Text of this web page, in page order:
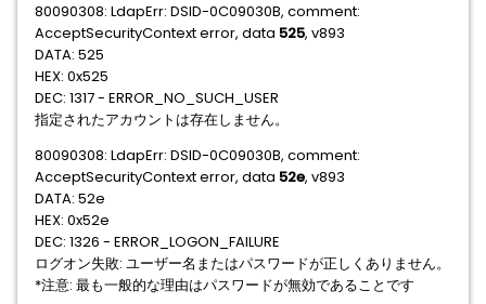
80090308: LdapErr: DSID-0C09030B, comment:
AcceptSecurityContext error, data 525, v893
DATA: 525
HEX: 0x525
DEC: 1317 - ERROR_NO_SUCH_USER
指定されたアカウントは存在しません。
80090308: LdapErr: DSID-0C09030B, comment:
AcceptSecurityContext error, data 52e, v893
DATA: 52e
HEX: 0x52e
DEC: 1326 - ERROR_LOGON_FAILURE
ログオン失敗: ユーザー名またはパスワードが正しくありません。
*注意: 最も一般的な理由はパスワードが無効であることです